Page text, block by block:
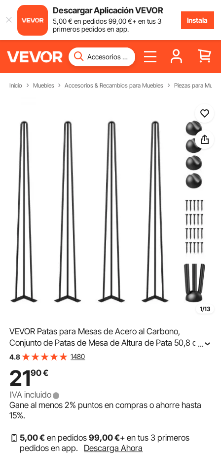
Descargar Aplicación VEVOR
5,00€ en pedidos99,00€+ en tus 3
primeros pedidos en app.
Instala
Inicio Muebles Accesorios & Recambios para Muebles Piezas para
1/13
VEVOR Patas para Mesas de Acero al Carbono,
Conjunto de Patas de Mesa de Altura de Pata 50,8 cm,
Patas para Muebles con 4 Pies de Goma, Patas Mesa
...
4.8 1480
2190€
IVA incluido
Gane al menos2% puntos en compras o ahorre hasta
15%.
5,00€ en pedidos99,00€+ en tus 3 primeros
pedidos en app.
Descarga Ahora